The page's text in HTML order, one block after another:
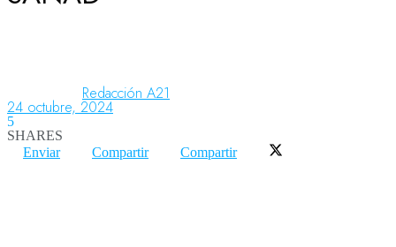
Aeropuertos
Columnistas
Redacción A21
24 octubre, 2024
5
SHARES
Enviar
Compartir Compartir